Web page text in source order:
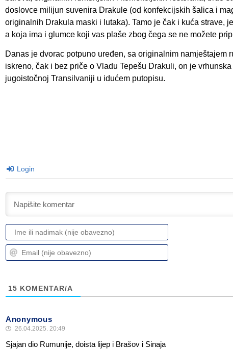
doslovce milijun suvenira Drakule (od konfekcijskih šalica i
originalnih Drakula maski i lutaka). Tamo je čak i kuća strave,
a koja ima i glumce koji vas plaše zbog čega se ne možete
Danas je dvorac potpuno uređen, sa originalnim namještajem
iskreno, čak i bez priče o Vladu Tepešu Drakuli, on je
jugoistočnoj Transilvaniji u idućem putopisu.
Login
Ime
ili
nadimak
Email
(nije
15 KOMENTAR/A
Anonymous
26.04.2025. 20:49
Sjajan dio Rumunije, doista lijep i Brašov i Sinaja